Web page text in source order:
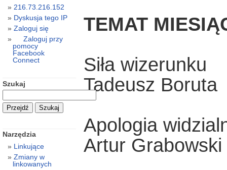
TEMAT
Siła wizerunku
Tadeusz Boruta
Apologia
Artur Grabowski
216.73.216.152
Dyskusja tego IP
Zaloguj się
Zaloguj przy
pomocy
Facebook
Connect
Szukaj
Narzędzia
Linkujące
Zmiany w
linkowanych